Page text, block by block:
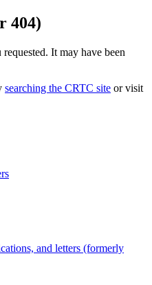
404)
It may have been
searching the CRTC site or visit
and letters (formerly